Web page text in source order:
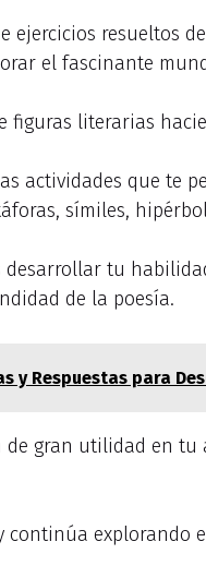
ejercicios resueltos
el fascinante
figuras literarias
actividades que te
símiles,
desarrollar tu
de la poesía.
y Respuestas para
de gran utilidad en
explorando